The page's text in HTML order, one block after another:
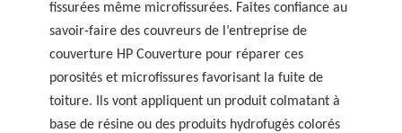
fissurées même microfissurées. Faites confiance au
savoir-faire des couvreurs de l’entreprise de
couverture HP Couverture pour réparer ces
porosités et microfissures favorisant la fuite de
toiture. Ils vont appliquent un produit colmatant à
base de résine ou des produits hydrofugés colorés